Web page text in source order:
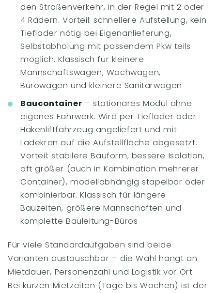
den Straßenverkehr, in der Regel mit 2 oder
4 Rädern. Vorteil: schnellere Aufstellung, kein
Tieflader nötig bei Eigenanlieferung,
Selbstabholung mit passendem Pkw teils
möglich. Klassisch für kleinere
Mannschaftswagen, Wachwagen,
Bürowagen und kleinere Sanitärwagen
Baucontainer – stationäres Modul ohne
eigenes Fahrwerk. Wird per Tieflader oder
Hakenliftfahrzeug angeliefert und mit
Ladekran auf die Aufstellfläche abgesetzt.
Vorteil: stabilere Bauform, bessere Isolation,
oft größer (auch in Kombination mehrerer
Container), modellabhängig stapelbar oder
kombinierbar. Klassisch für längere
Bauzeiten, größere Mannschaften und
komplette Bauleitung-Büros
Für viele Standardaufgaben sind beide
Varianten austauschbar – die Wahl hängt an
Mietdauer, Personenzahl und Logistik vor Ort.
Bei kurzen Mietzeiten (Tage bis Wochen) ist der